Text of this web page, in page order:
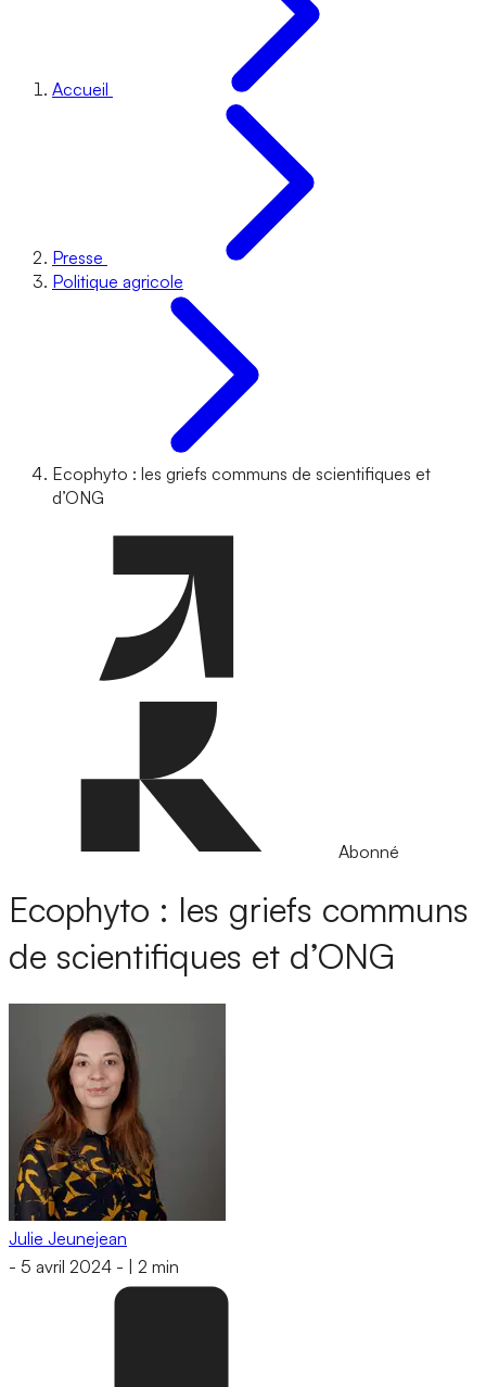
Accueil
Presse
Politique agricole
Ecophyto : les griefs communs de scientifiques et
d’ONG
Abonné
Ecophyto : les griefs communs
de scientifiques et d’ONG
Julie Jeunejean
- 5 avril 2024 - 2 min